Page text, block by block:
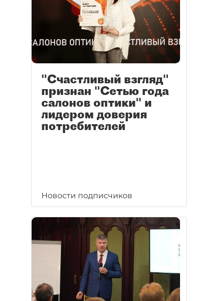
"Счастливый взгляд"
признан "Сетью года
салонов оптики" и
лидером доверия
потребителей
Новости подписчиков